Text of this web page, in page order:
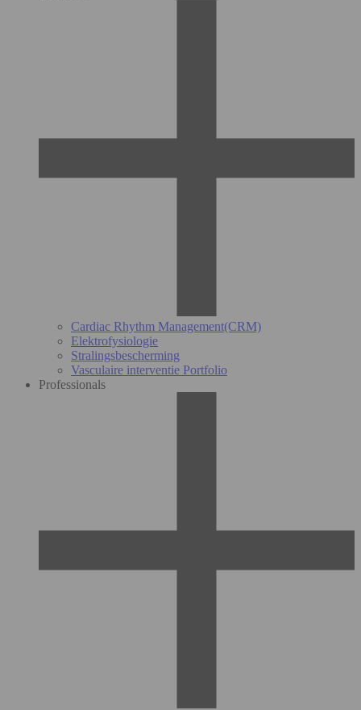
Cardiac Rhythm Management(CRM)
Elektrofysiologie
Stralingsbescherming
Vasculaire interventie Portfolio
Professionals